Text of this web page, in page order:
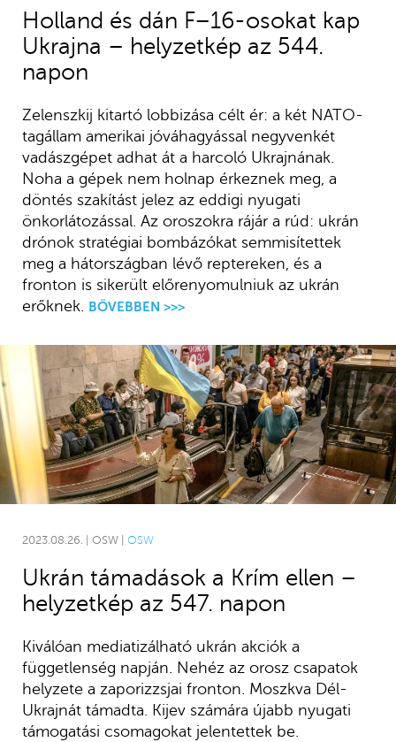
2023.08.26. | OSW | OSW
Ukrán támadások a Krím ellen –
helyzetkép az 547. napon
Kiválóan mediatizálható ukrán akciók a
függetlenség napján. Nehéz az orosz csapatok
helyzete a zaporizzsjai fronton. Moszkva Dél-
Ukrajnát támadta. Kijev számára újabb nyugati
támogatási csomagokat jelentettek be.
Holland és dán F–16-osokat kap
Ukrajna – helyzetkép az 544.
napon
Zelenszkij kitartó lobbizása célt ér: a két NATO-
tagállam amerikai jóváhagyással negyvenkét
vadászgépet adhat át a harcoló Ukrajnának.
Noha a gépek nem holnap érkeznek meg, a
döntés szakítást jelez az eddigi nyugati
önkorlátozással. Az oroszokra rájár a rúd: ukrán
drónok stratégiai bombázókat semmisítettek
meg a hátországban lévő reptereken, és a
fronton is sikerült előrenyomulniuk az ukrán
erőknek.
BŐVEBBEN >>>